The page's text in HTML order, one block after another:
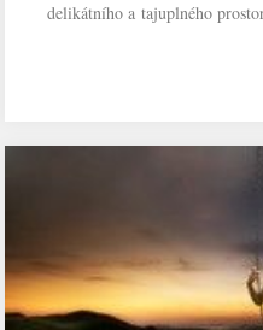
delikátního a tajuplného